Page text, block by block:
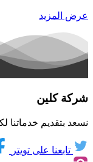
عرض المزيد
شركة كلين
نسعد بتقديم خدماتنا
تابعنا على تويتر